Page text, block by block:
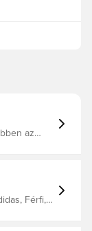
az
Férfi,